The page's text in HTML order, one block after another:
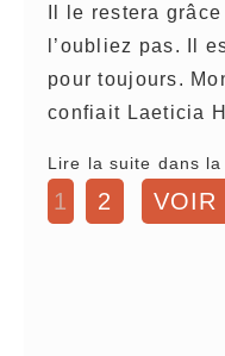
Il le restera
l’oubliez pas. Il
pour toujours.
confiait Laeticia
Lire la suite dans
1 2 VOIR